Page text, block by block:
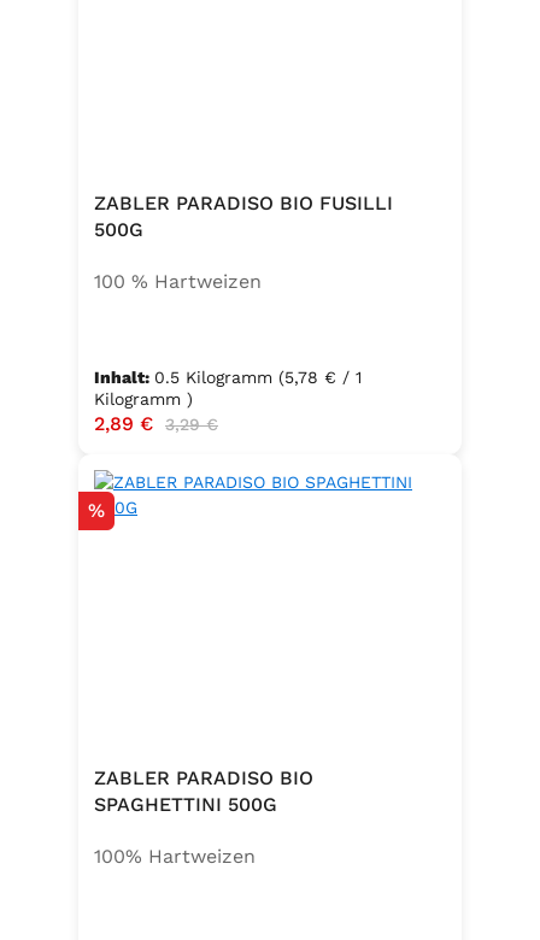
ZABLER PARADISO BIO FUSILLI
500G
100 % Hartweizen
Inhalt: 0.5 Kilogramm (5,78 € / 1
Kilogramm )
Verkaufspreis:
2,89 € Regulärer Preis:
3,29 €
Rabatt
%
ZABLER PARADISO BIO
SPAGHETTINI 500G
100% Hartweizen